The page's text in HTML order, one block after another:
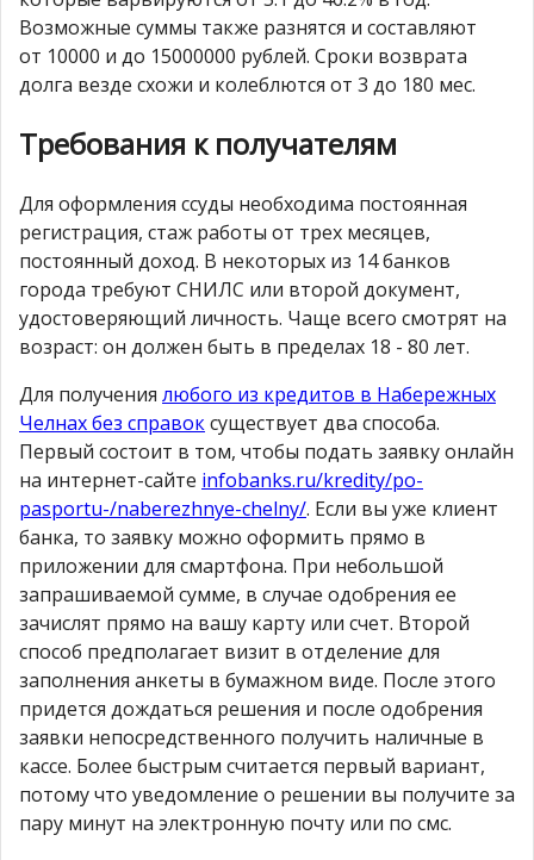
Возможные суммы также разнятся и составляют
от 10000 и до 15000000 рублей. Сроки возврата
долга везде схожи и колеблются от 3 до 180 мес.
Требования к получателям
Для оформления ссуды необходима постоянная
регистрация, стаж работы от трех месяцев,
постоянный доход. В некоторых из 14 банков
города требуют СНИЛС или второй документ,
удостоверяющий личность. Чаще всего смотрят на
возраст: он должен быть в пределах 18 - 80 лет.
Для получения любого из кредитов в Набережных
Челнах без справоксуществует два способа.
Первый состоит в том, чтобы подать заявку онлайн
на интернет-сайте infobanks.ru/kredity/po-
pasportu-/naberezhnye-chelny/. Если вы уже клиент
банка, то заявку можно оформить прямо в
приложении для смартфона. При небольшой
запрашиваемой сумме, в случае одобрения ее
зачислят прямо на вашу карту или счет. Второй
способ предполагает визит в отделение для
заполнения анкеты в бумажном виде. После этого
придется дождаться решения и после одобрения
заявки непосредственного получить наличные в
кассе. Более быстрым считается первый вариант,
потому что уведомление о решении вы получите за
пару минут на электронную почту или по смс.